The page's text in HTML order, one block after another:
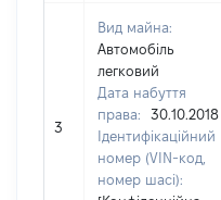
3
Вид майна:
Автомобіль
легковий
Дата набуття
права:
30.10.2018
Ідентифікаційний
номер (VIN-код,
номер шасі):